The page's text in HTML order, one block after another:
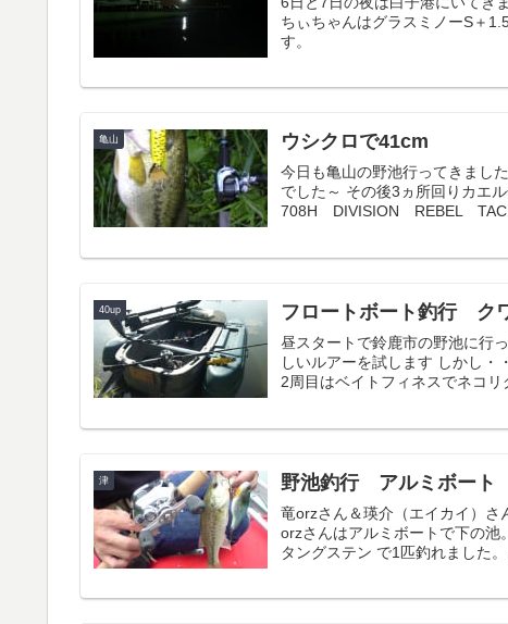
ちぃちゃんはグラスミノーS＋
す。
亀山 ウシクロで41cm
今日も亀山の野池行ってきまし
でした～ その後3ヵ所回りカエ
708H DIVISION REBEL
40up フロートボート釣行 ク
昼スタートで鈴鹿市の野池に行
しいルアーを試します しかし・
2周目はベイトフィネスでネコリ
津 野池釣行 アルミボート
竜orzさん＆瑛介（エイカイ）さ
orzさんはアルミボートで下の池
タングステン で1匹釣れました。